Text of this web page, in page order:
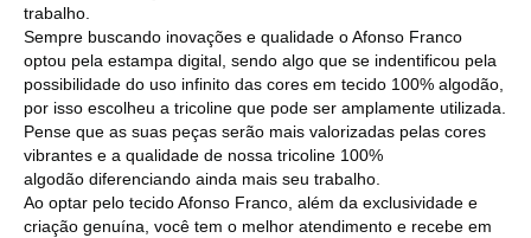
trabalho.
Sempre buscando inovações e qualidade o Afonso Franco
optou pela estampa digital, sendo algo que se indentificou pela
possibilidade do uso infinito das cores em tecido 100% algodão,
por isso escolheu a tricoline que pode ser amplamente utilizada.
Pense que as suas peças serão mais valorizadas pelas cores
vibrantes e a qualidade de nossa tricoline 100%
algodão diferenciando ainda mais seu trabalho.
Ao optar pelo tecido Afonso Franco, além da exclusividade e
criação genuína, você tem o melhor atendimento e recebe em